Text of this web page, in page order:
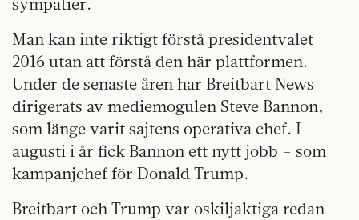
Man kan inte riktigt förstå presidentvalet
2016 utan att förstå den här plattformen.
Under de senaste åren har Breitbart News
dirigerats av mediemogulen Steve Bannon,
som länge varit sajtens operativa chef. I
augusti i år fick Bannon ett nytt jobb – som
kampanjchef för Donald Trump.
Breitbart och Trump var oskiljaktiga redan